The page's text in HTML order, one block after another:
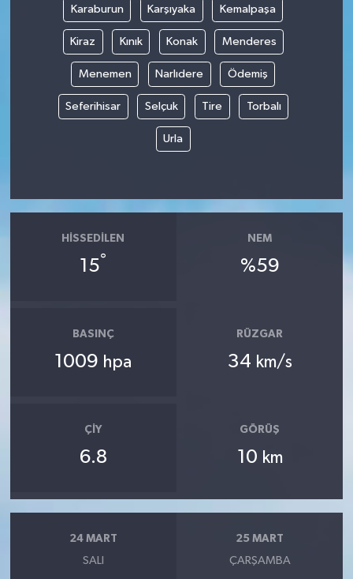
Karaburun Karşıyaka Kemalpaşa
Kiraz Kınık Konak Menderes
Menemen Narlıdere Ödemiş
Seferihisar Selçuk Tire Torbalı
Urla
HISSEDILEN
15°
NEM
%59
BASINÇ
1009 hpa
RÜZGAR
34 km/s
ÇIY
6.8
GÖRÜŞ
10 km
24 MART
SALI
25 MART
ÇARŞAMBA